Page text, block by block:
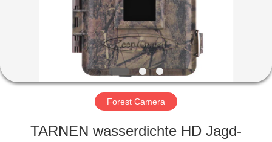
PRODUKTE
ÜBER
Forest Camera
TARNEN wasserdichte HD Jagd-